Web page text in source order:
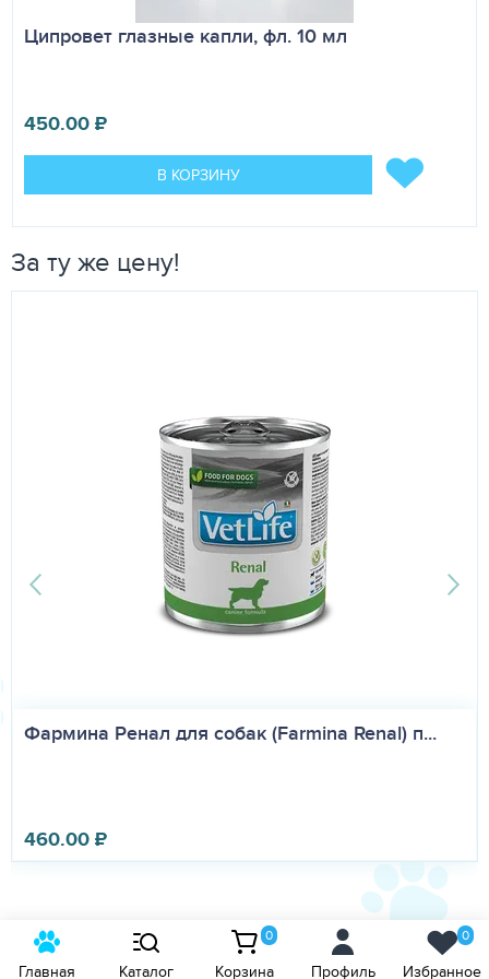
Ципровет глазные капли, фл. 10 мл
450.00₽
В КОРЗИНУ
За ту же цену!
Фармина Ренал для собак (Farmina Renal) п...
460.00₽
Главная Каталог
0
Корзина Профиль
0
Избранное